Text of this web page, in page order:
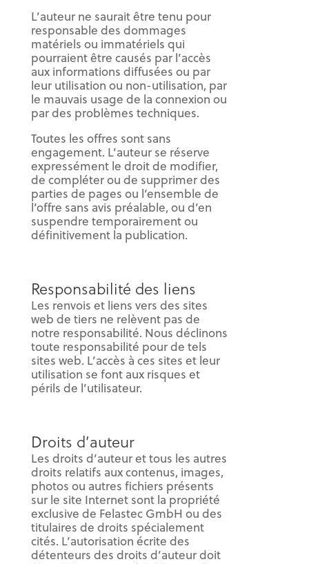
L’auteur ne saurait être tenu pour
responsable des dommages
matériels ou immatériels qui
pourraient être causés par l’accès
aux informations diffusées ou par
leur utilisation ou non-utilisation, par
le mauvais usage de la connexion ou
par des problèmes techniques.
Toutes les offres sont sans
engagement. L’auteur se réserve
expressément le droit de modifier,
de compléter ou de supprimer des
parties de pages ou l’ensemble de
l’offre sans avis préalable, ou d’en
suspendre temporairement ou
définitivement la publication.
Responsabilité des liens
Les renvois et liens vers des sites
web de tiers ne relèvent pas de
notre responsabilité. Nous déclinons
toute responsabilité pour de tels
sites web. L’accès à ces sites et leur
utilisation se font aux risques et
périls de l’utilisateur.
Droits d’auteur
Les droits d’auteur et tous les autres
droits relatifs aux contenus, images,
photos ou autres fichiers présents
sur le site Internet sont la propriété
exclusive de Felastec GmbH ou des
titulaires de droits spécialement
cités. L’autorisation écrite des
détenteurs des droits d’auteur doit